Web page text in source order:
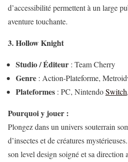
d’accessibilité permettent à un large
aventure touchante.
3. Hollow Knight
Studio / Éditeur : Team Cherry
Genre : Action-Plateforme,
Plateformes : PC, NintendoSwitch
Pourquoi y jouer :
Plongez dans un univers souterrain
d’insectes et de créatures
son level design soigné et sa direction